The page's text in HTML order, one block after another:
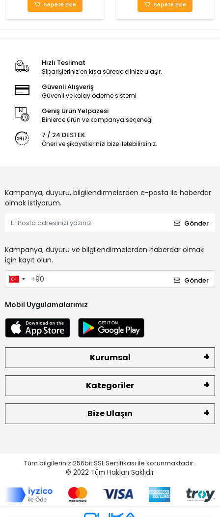
Sepete Ekle Sepete Ekle
Hızlı Teslimat
Siparişleriniz en kısa sürede elinize ulaşır.
Güvenli Alışveriş
Güvenli ve kolay ödeme sistemi
Geniş Ürün Yelpazesi
Binlerce ürün ve kampanya seçeneği
7 / 24 DESTEK
Öneri ve şikayetlerinizi bize iletebilirsiniz.
Kampanya, duyuru, bilgilendirmelerden e-posta ile haberdar
olmak istiyorum.
Gönder
Kampanya, duyuru ve bilgilendirmelerden haberdar olmak
için kayıt olun.
Gönder
Mobil Uygulamalarımız
Kurumsal
Kategoriler
Bize Ulaşın
Tüm bilgileriniz 256bit SSL Sertifikası ile korunmaktadır.
© 2022 Tüm Hakları Saklıdır